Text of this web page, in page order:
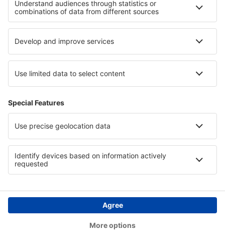
Hotely v Národním parku Banff Hotely v Podlachia
Hotely in Mariapfarr -Mauterndorf
Hotely na Spiši Hotely v Pomeranian Lakeland
Copyright © eSky.cz. Všechna práva vyhrazena.